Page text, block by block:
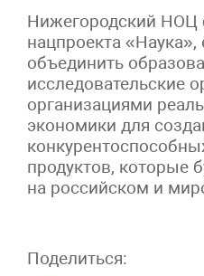
Нижегородский НОЦ
нацпроекта «Наука»,
объединить
исследовательские
организациями
экономики для
продуктов, которые
на российском и
Поделиться: